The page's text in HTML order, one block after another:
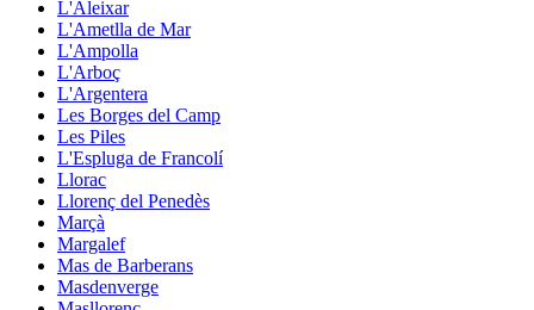
L'Aleixar
L'Ametlla de Mar
L'Ampolla
L'Arboç
L'Argentera
Les Borges del Camp
Les Piles
L'Espluga de Francolí
Llorac
Llorenç del Penedès
Marçà
Margalef
Mas de Barberans
Masdenverge